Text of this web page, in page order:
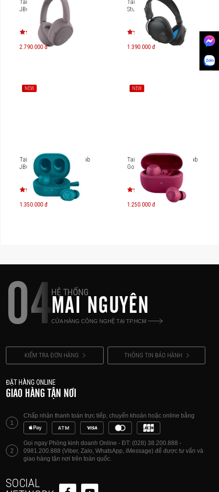
Tai nghe Over-ear JLab
JBuds Lux ANC
2.790.000 đ
Tai nghe Over-ear JLab
Studio Pro
1.390.000 đ
NEW
Tai nghe True Wireless JLab
JBuds Mini
1.350.000 đ
NEW
Tai nghe True Wireless JLab
Go Pop ANC
1.250.000 đ
04HỆ THỐNG
MAI NGUYÊN
CỬA HÀNG CÔNG NGHỆ TẠI TP.HCM
KIỂM TRA ĐƠN HÀNG THÔNG TIN BẢO HÀNH
ĐẶT HÀNG ONLINE
GIAO HÀNG TẬN NƠI
1
Chấp nhận thanh toán trực tiếp, chuyển khoản hoặc online bằng
2
Gọi ngay Phòng kinh doanh Online - ĐT: (028) 38.200.888 -
0981.200.888 (Viber, Zalo, WhatsApp, iMessage) để được tư vấn và
giao hàng tận nơi trên toàn quốc.
SOCIAL